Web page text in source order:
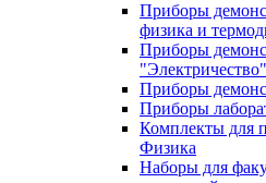
Приборы
физика и
Приборы
"Электричество"
Приборы
Приборы
Комплекты для
Физика
Наборы для